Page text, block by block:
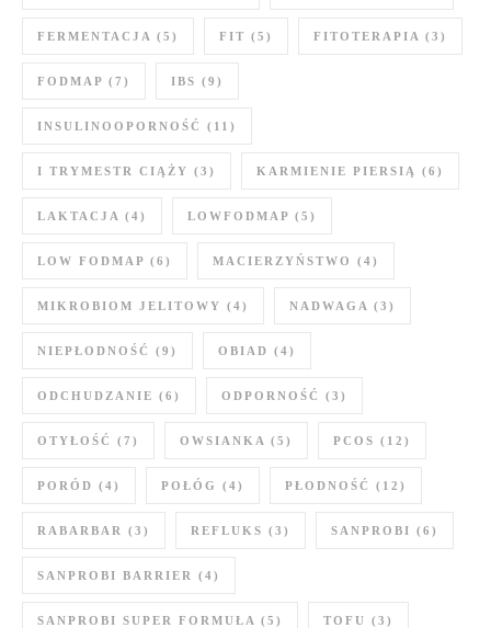
FERMENTACJA (5) FIT (5) FITOTERAPIA (3)
FODMAP (7) IBS (9)
INSULINOOPORNOŚĆ (11)
I TRYMESTR CIĄŻY (3) KARMIENIE PIERSIĄ (6)
LAKTACJA (4) LOWFODMAP (5)
LOW FODMAP (6) MACIERZYŃSTWO (4)
MIKROBIOM JELITOWY (4) NADWAGA (3)
NIEPŁODNOŚĆ (9) OBIAD (4)
ODCHUDZANIE (6) ODPORNOŚĆ (3)
OTYŁOŚĆ (7) OWSIANKA (5) PCOS (12)
PORÓD (4) POŁÓG (4) PŁODNOŚĆ (12)
RABARBAR (3) REFLUKS (3) SANPROBI (6)
SANPROBI BARRIER (4)
SANPROBI SUPER FORMUŁA (5) TOFU (3)